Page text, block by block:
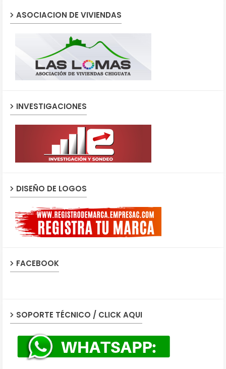
ASOCIACION DE VIVIENDAS
INVESTIGACIONES
DISEÑO DE LOGOS
FACEBOOK
SOPORTE TÉCNICO / CLICK AQUI